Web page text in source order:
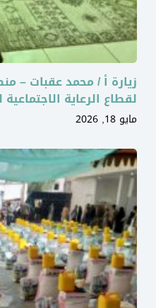
زيارة أ / محمد عقبات –
لقطاع الرعاية الاجتماعية
مايو 18, 2026